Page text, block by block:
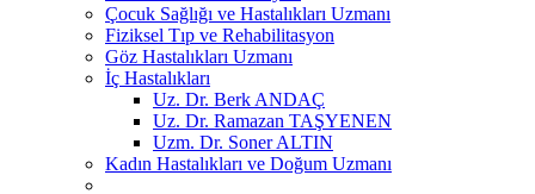
Çocuk Sağlığı ve Hastalıkları Uzmanı
Fiziksel Tıp ve Rehabilitasyon
Göz Hastalıkları Uzmanı
İç Hastalıkları
Uz. Dr. Berk ANDAÇ
Uz. Dr. Ramazan TAŞYENEN
Uzm. Dr. Soner ALTIN
Kadın Hastalıkları ve Doğum Uzmanı